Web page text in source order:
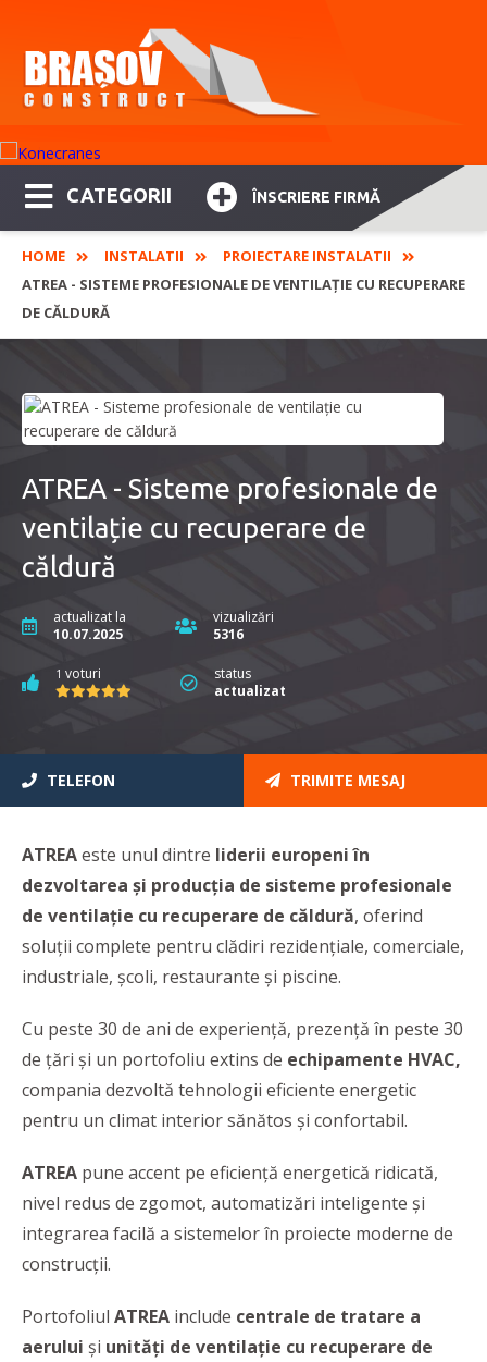
CATEGORII ÎNSCRIERE FIRMĂ
HOME INSTALATII
PROIECTARE INSTALATII
ATREA - SISTEME PROFESIONALE DE VENTILAȚIE CU RECUPERARE
DE CĂLDURĂ
ATREA - Sisteme profesionale de
ventilație cu recuperare de
căldură
actualizat la
10.07.2025
vizualizări
5316
1 voturi
status
actualizat
TELEFON TRIMITE MESAJ
ATREAeste unul dintre liderii europeni în
dezvoltarea și producția de sisteme profesionale
de ventilație cu recuperare de căldură, oferind
soluții complete pentru clădiri rezidențiale, comerciale,
industriale, școli, restaurante și piscine.
Cu peste 30 de ani de experiență, prezență în peste 30
de țări și un portofoliu extins de echipamente HVAC,
compania dezvoltă tehnologii eficiente energetic
pentru un climat interior sănătos și confortabil.
ATREA pune accent pe eficiență energetică ridicată,
nivel redus de zgomot, automatizări inteligente și
integrarea facilă a sistemelor în proiecte moderne de
construcții.
Portofoliul ATREA include centrale de tratare a
aerului și unități de ventilație cu recuperare de